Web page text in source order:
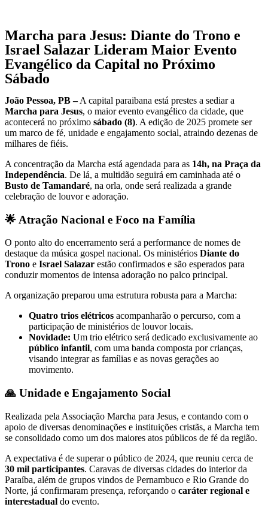
Marcha para Jesus: Diante do Trono e
Israel Salazar Lideram Maior Evento
Evangélico da Capital no Próximo
Sábado
João Pessoa, PB –A capital paraibana está prestes a sediar a
Marcha para Jesus, o maior evento evangélico da cidade, que
acontecerá no próximo sábado (8). A edição de 2025 promete ser
um marco de fé, unidade e engajamento social, atraindo dezenas de
milhares de fiéis.
A concentração da Marcha está agendada para as 14h, na Praça da
Independência. De lá, a multidão seguirá em caminhada até o
Busto de Tamandaré, na orla, onde será realizada a grande
celebração de louvor e adoração.
🌟 Atração Nacional e Foco na Família
O ponto alto do encerramento será a performance de nomes de
destaque da música gospel nacional. Os ministérios Diante do
Trono e Israel Salazar estão confirmados e são esperados para
conduzir momentos de intensa adoração no palco principal.
A organização preparou uma estrutura robusta para a Marcha:
Quatro trios elétricos acompanharão o percurso, com a
participação de ministérios de louvor locais.
Novidade: Um trio elétrico será dedicado exclusivamente ao
público infantil, com uma banda composta por crianças,
visando integrar as famílias e as novas gerações ao
movimento.
🙏 Unidade e Engajamento Social
Realizada pela Associação Marcha para Jesus, e contando com o
apoio de diversas denominações e instituições cristãs, a Marcha tem
se consolidado como um dos maiores atos públicos de fé da região.
A expectativa é de superar o público de 2024, que reuniu cerca de
30 mil participantes. Caravas de diversas cidades do interior da
Paraíba, além de grupos vindos de Pernambuco e Rio Grande do
Norte, já confirmaram presença, reforçando o caráter regional e
interestadual do evento.